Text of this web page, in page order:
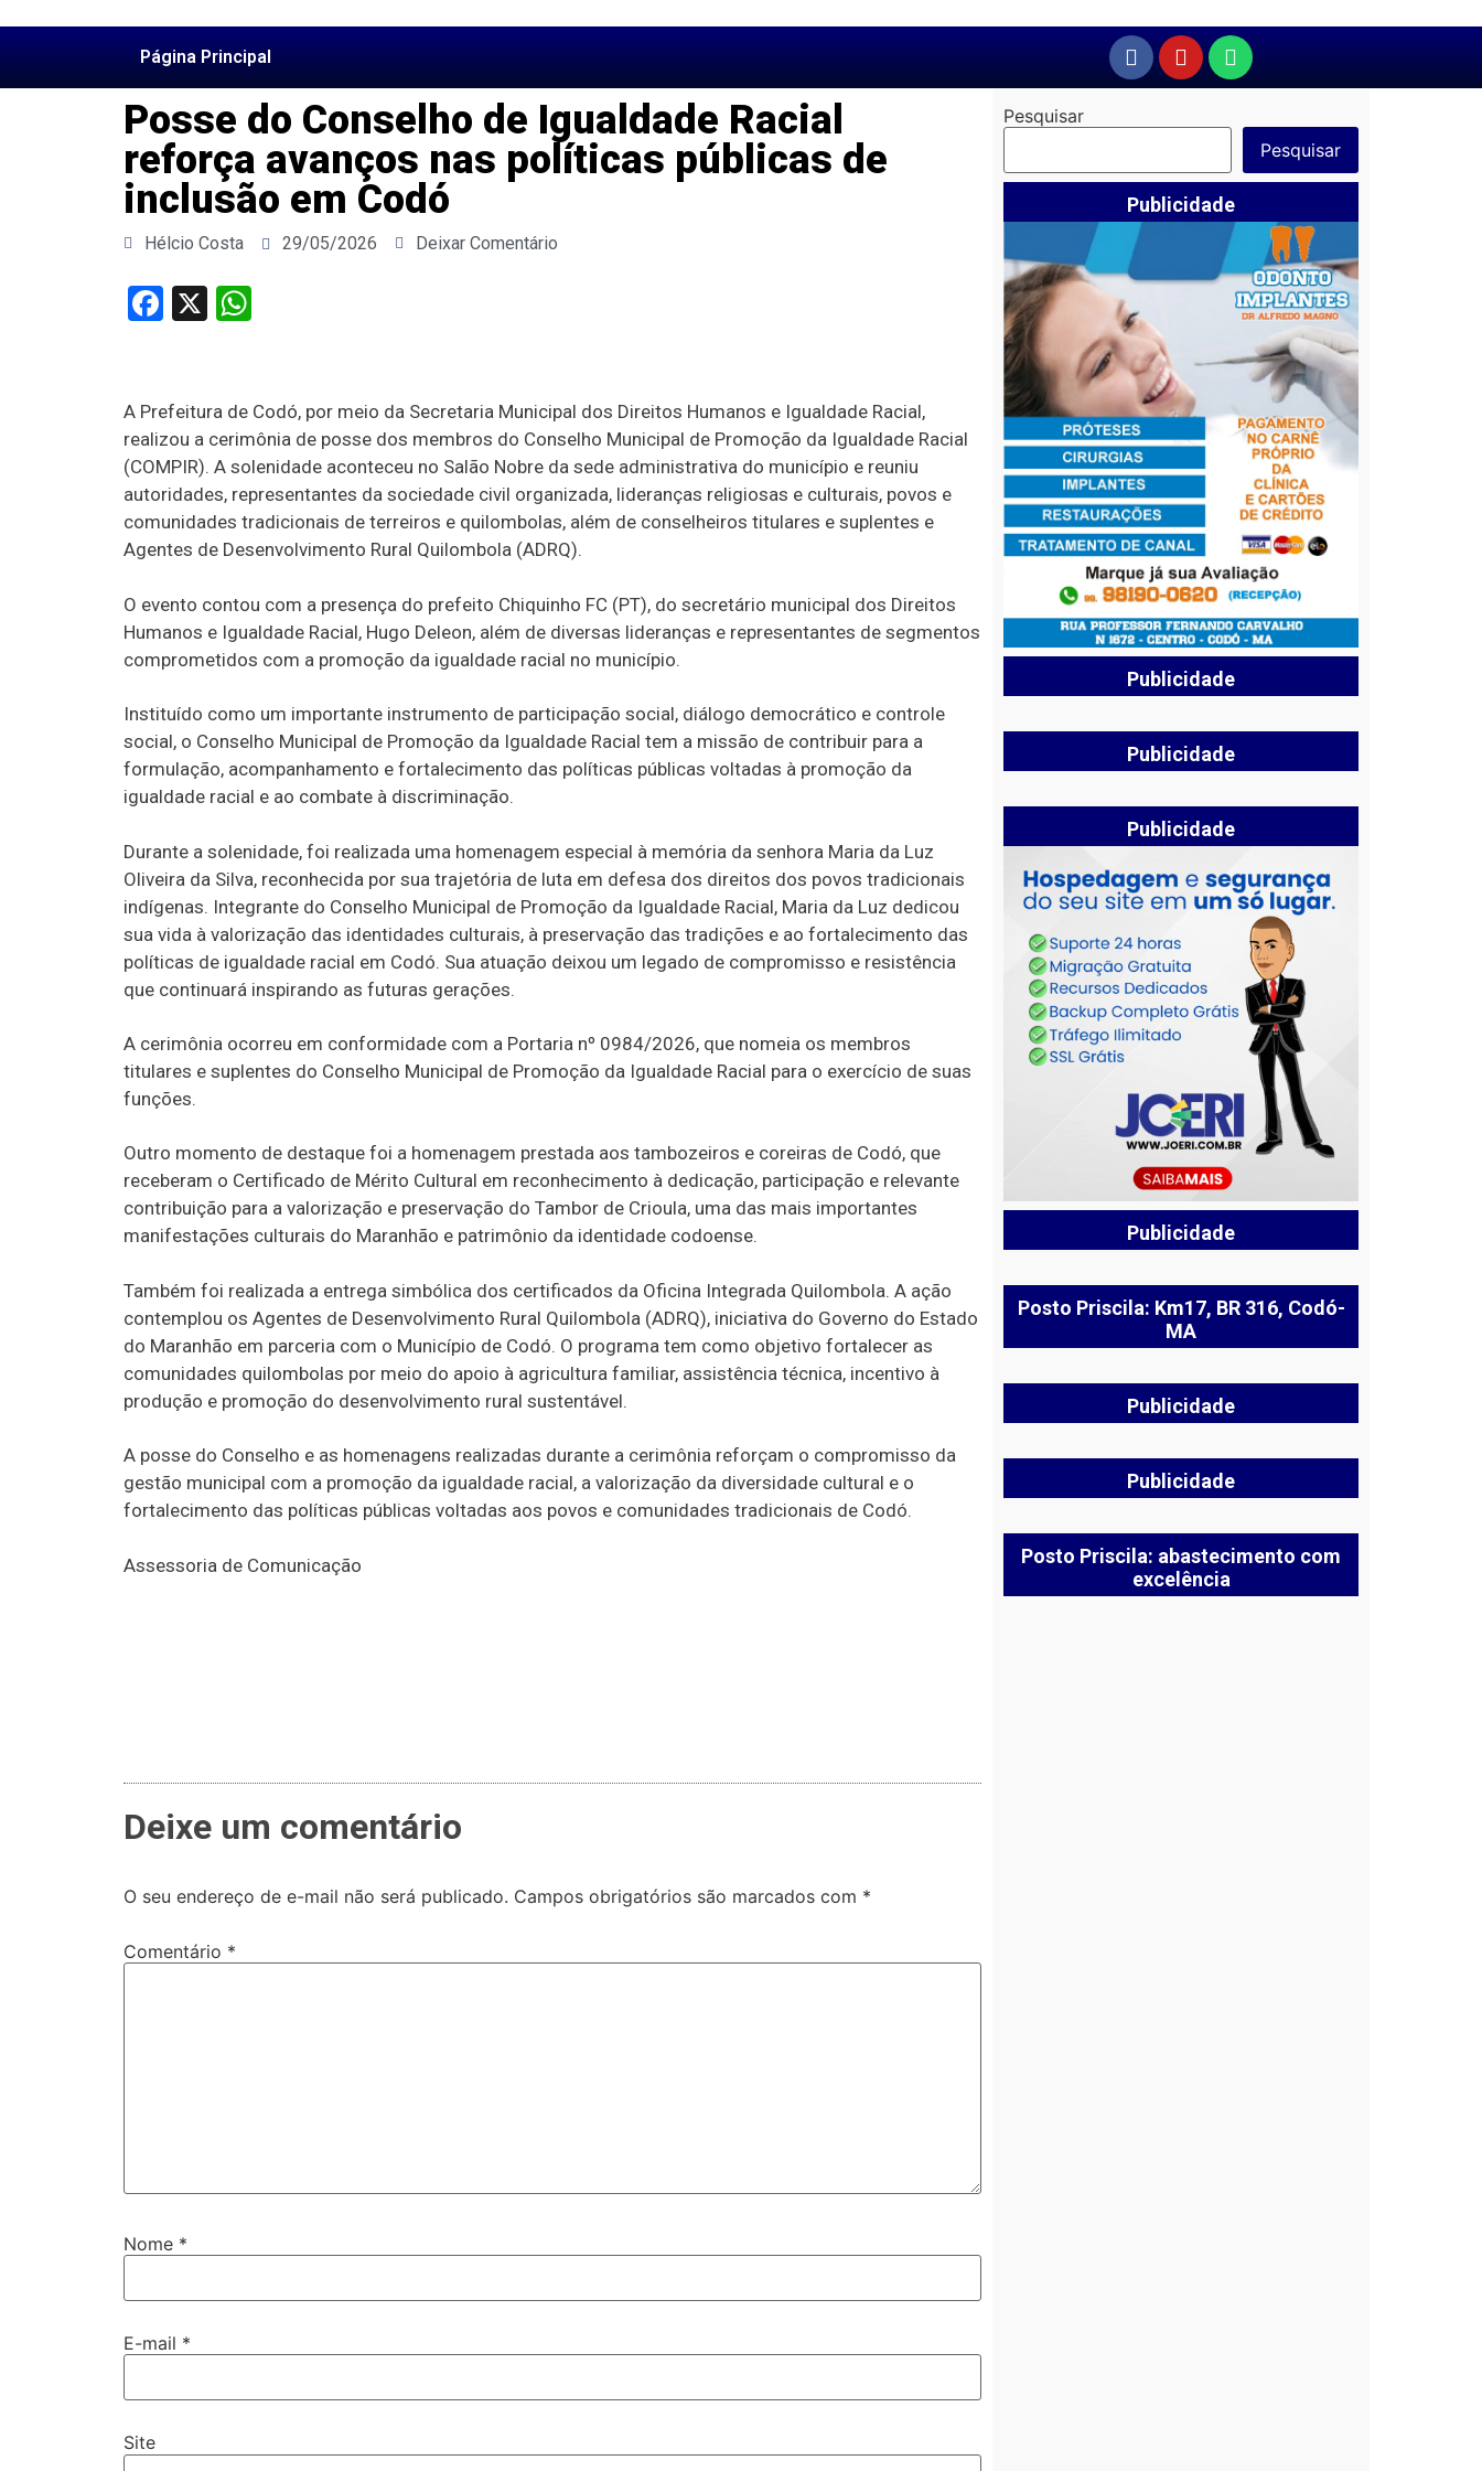
Página Principal
Posse do Conselho de Igualdade Racial
reforça avanços nas políticas públicas de
inclusão em Codó
Hélcio Costa 29/05/2026 Deixar Comentário
Facebook
X
A Prefeitura de Codó, por meio da Secretaria Municipal dos Direitos Humanos e Igualdade Racial,
realizou a cerimônia de posse dos membros do Conselho Municipal de Promoção da Igualdade Racial
(COMPIR). A solenidade aconteceu no Salão Nobre da sede administrativa do município e reuniu
autoridades, representantes da sociedade civil organizada, lideranças religiosas e culturais, povos e
comunidades tradicionais de terreiros e quilombolas, além de conselheiros titulares e suplentes e
Agentes de Desenvolvimento Rural Quilombola (ADRQ).
O evento contou com a presença do prefeito Chiquinho FC (PT), do secretário municipal dos Direitos
Humanos e Igualdade Racial, Hugo Deleon, além de diversas lideranças e representantes de segmentos
comprometidos com a promoção da igualdade racial no município.
Instituído como um importante instrumento de participação social, diálogo democrático e controle
social, o Conselho Municipal de Promoção da Igualdade Racial tem a missão de contribuir para a
formulação, acompanhamento e fortalecimento das políticas públicas voltadas à promoção da
igualdade racial e ao combate à discriminação.
Durante a solenidade, foi realizada uma homenagem especial à memória da senhora Maria da Luz
Oliveira da Silva, reconhecida por sua trajetória de luta em defesa dos direitos dos povos tradicionais
indígenas. Integrante do Conselho Municipal de Promoção da Igualdade Racial, Maria da Luz dedicou
sua vida à valorização das identidades culturais, à preservação das tradições e ao fortalecimento das
políticas de igualdade racial em Codó. Sua atuação deixou um legado de compromisso e resistência
que continuará inspirando as futuras gerações.
A cerimônia ocorreu em conformidade com a Portaria nº 0984/2026, que nomeia os membros
titulares e suplentes do Conselho Municipal de Promoção da Igualdade Racial para o exercício de suas
funções.
Outro momento de destaque foi a homenagem prestada aos tambozeiros e coreiras de Codó, que
receberam o Certificado de Mérito Cultural em reconhecimento à dedicação, participação e relevante
contribuição para a valorização e preservação do Tambor de Crioula, uma das mais importantes
manifestações culturais do Maranhão e patrimônio da identidade codoense.
Também foi realizada a entrega simbólica dos certificados da Oficina Integrada Quilombola. A ação
contemplou os Agentes de Desenvolvimento Rural Quilombola (ADRQ), iniciativa do Governo do Estado
do Maranhão em parceria com o Município de Codó. O programa tem como objetivo fortalecer as
comunidades quilombolas por meio do apoio à agricultura familiar, assistência técnica, incentivo à
produção e promoção do desenvolvimento rural sustentável.
A posse do Conselho e as homenagens realizadas durante a cerimônia reforçam o compromisso da
gestão municipal com a promoção da igualdade racial, a valorização da diversidade cultural e o
fortalecimento das políticas públicas voltadas aos povos e comunidades tradicionais de Codó.
Assessoria de Comunicação
Deixe um comentário
O seu endereço de e-mail não será publicado. Campos obrigatórios são marcados com *
Comentário *
Nome *
E-mail *
Site
Pesquisar
Pesquisar
Publicidade
Publicidade
Publicidade
Publicidade
Publicidade
Posto Priscila: Km17, BR 316, Codó-
MA
Publicidade
Publicidade
Posto Priscila: abastecimento com
excelência